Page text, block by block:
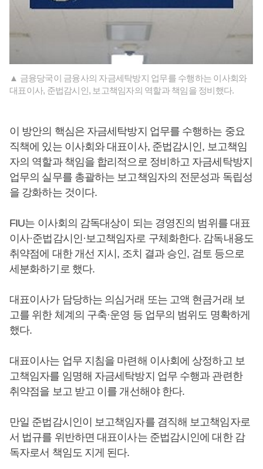
▲ 금융당국이 금융사의 자금세탁방지 업무를 수행하는 이사회와
대표이사, 준법감시인, 보고책임자의 역할과 책임을 정비했다.
이 방안의 핵심은 자금세탁방지 업무를 수행하는 중요
직책에 있는 이사회와 대표이사, 준법감시인, 보고책임
자의 역할과 책임을 합리적으로 정비하고 자금세탁방지
업무의 실무를 총괄하는 보고책임자의 전문성과 독립성
을 강화하는 것이다.
FIU는 이사회의 감독대상이 되는 경영진의 범위를 대표
이사·준법감시인·보고책임자로 구체화한다. 감독내용도
취약점에 대한 개선 지시, 조치 결과 승인, 검토 등으로
세분화하기로 했다.
대표이사가 담당하는 의심거래 또는 고액 현금거래 보
고를 위한 체계의 구축·운영 등 업무의 범위도 명확하게
했다.
대표이사는 업무 지침을 마련해 이사회에 상정하고 보
고책임자를 임명해 자금세탁방지 업무 수행과 관련한
취약점을 보고 받고 이를 개선해야 한다.
만일 준법감시인이 보고책임자를 겸직해 보고책임자로
서 법규를 위반하면 대표이사는 준법감시인에 대한 감
독자로서 책임도 지게 된다.